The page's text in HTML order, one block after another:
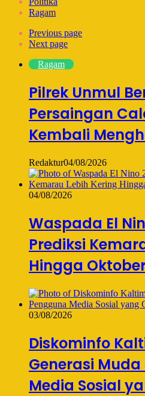
Ragam
Previous page
Next page
Ragam
Pilrek Unmul
Persaingan
Kembali
Redaktur04/08/2026
04/08/2026
Waspada El
Prediksi
Hingga
03/08/2026
Diskominfo
Generasi
Media Sosial